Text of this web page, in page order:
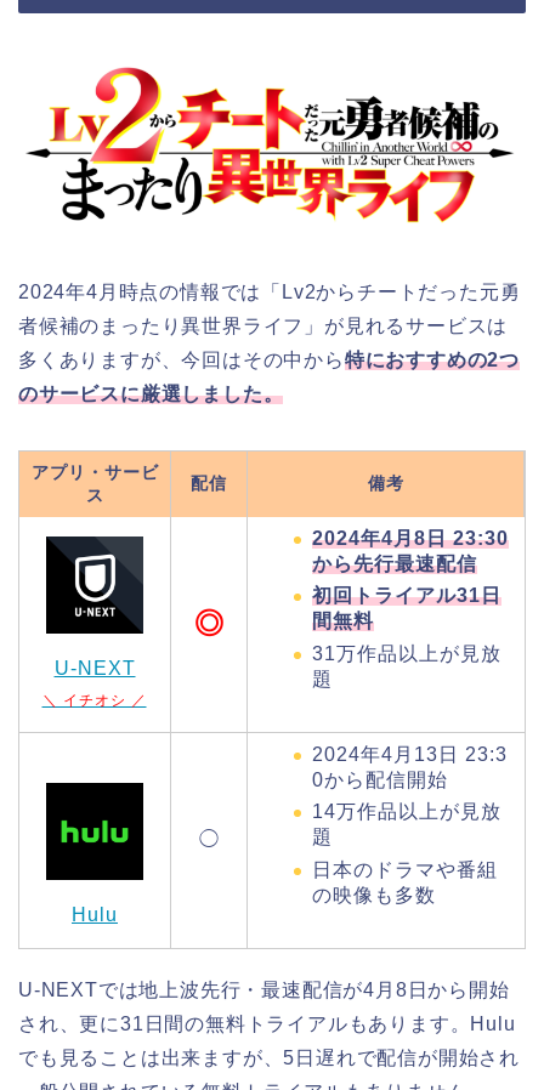
2024年4月時点の情報では「Lv2からチートだった元勇
者候補のまったり異世界ライフ」が見れるサービスは
多くありますが、今回はその中から特におすすめの2つ
のサービスに厳選しました。
アプリ・サービ
ス
配信 備考
U-NEXT
＼ イチオシ ／
◎
2024年4月8日 23:30
から先行最速配信
初回トライアル31日
間無料
31万作品以上が見放
題
Hulu
◯
2024年4月13日 23:3
0から配信開始
14万作品以上が見放
題
日本のドラマや番組
の映像も多数
U-NEXTでは地上波先行・最速配信が4月8日から開始
され、更に31日間の無料トライアルもあります。Hulu
でも見ることは出来ますが、5日遅れで配信が開始され